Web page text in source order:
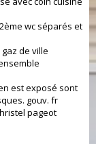
wc séparés et
de ville
est exposé sont
gouv. fr
pageot